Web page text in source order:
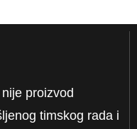
proizvod
timskog rada i